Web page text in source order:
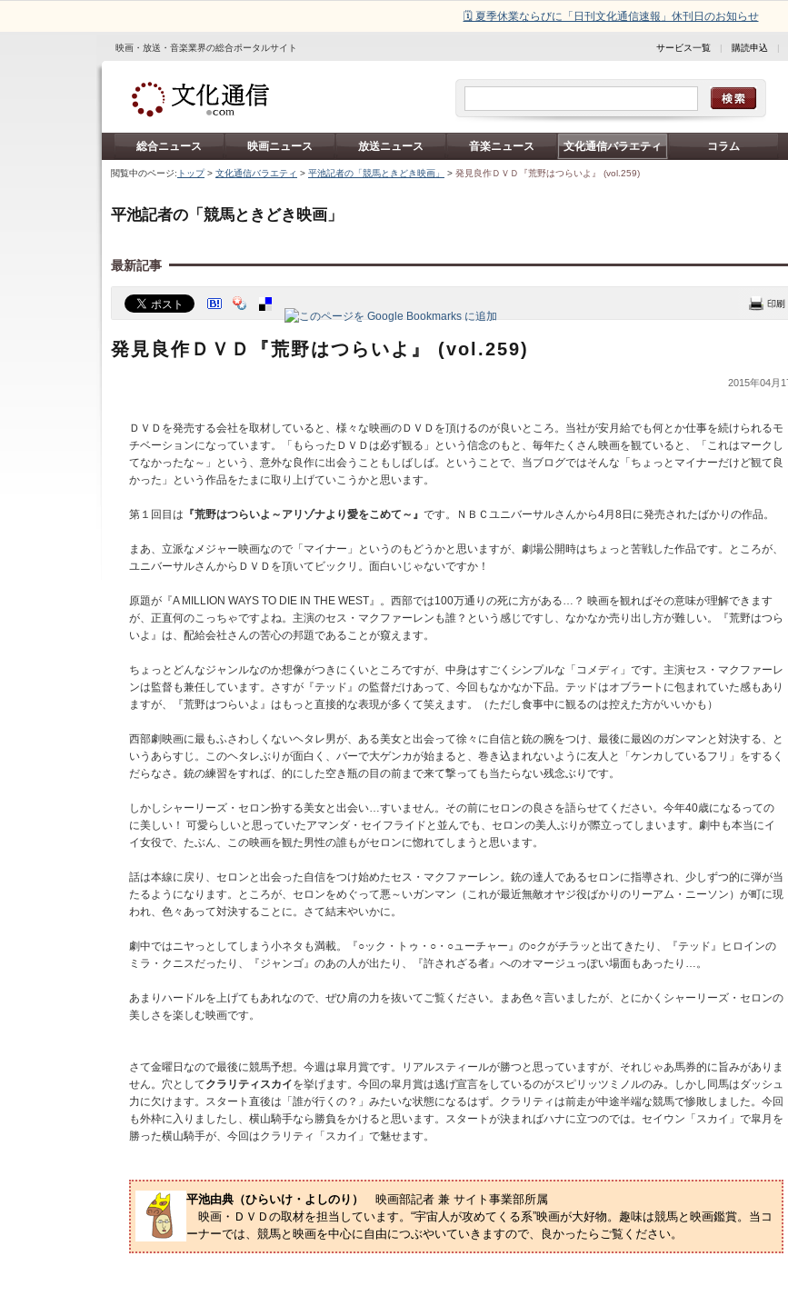
🗓️ 夏季休業ならびに「日刊文化通信速報」休刊日のお知らせ
映画・放送・音楽業界の総合ポータルサイト サービス一覧 | 購読申込 |
総合ニュース 映画ニュース 放送ニュース 音楽ニュース 文化通信バラエティ コラム
閲覧中のページ: トップ> 文化通信バラエティ > 平池記者の「競馬ときどき映画」 > 発見良作ＤＶＤ『荒野はつらいよ』 (vol.259)
平池記者の「競馬ときどき映画」
最新記事
発見良作ＤＶＤ『荒野はつらいよ』 (vol.259)
2015年04月
ＤＶＤを発売する会社を取材していると、様々な映画のＤＶＤを頂けるのが良いところ。当社が安月給でも何とか仕事を続けられるモ
チベーションになっています。「もらったＤＶＤは必ず観る」という信念のもと、毎年たくさん映画を観ていると、「これはマークし
てなかったな～」という、意外な良作に出会うこともしばしば。ということで、当ブログではそんな「ちょっとマイナーだけど観て良
かった」という作品をたまに取り上げていこうかと思います。
第１回目は 『荒野はつらいよ～アリゾナより愛をこめて～』 です。ＮＢＣユニバーサルさんから4月8日に発売されたばかりの作品。
まあ、立派なメジャー映画なので「マイナー」というのもどうかと思いますが、劇場公開時はちょっと苦戦した作品です。ところが、
ユニバーサルさんからＤＶＤを頂いてビックリ。面白いじゃないですか！
原題が『A MILLION WAYS TO DIE IN THE WEST』。西部では100万通りの死に方がある…？ 映画を観ればその意味が理解できます
が、正直何のこっちゃですよね。主演のセス・マクファーレンも誰？という感じですし、なかなか売り出し方が難しい。『荒野はつら
いよ』は、配給会社さんの苦心の邦題であることが窺えます。
ちょっとどんなジャンルなのか想像がつきにくいところですが、中身はすごくシンプルな「コメディ」です。主演セス・マクファーレ
ンは監督も兼任しています。さすが『テッド』の監督だけあって、今回もなかなか下品。テッドはオブラートに包まれていた感もあり
ますが、『荒野はつらいよ』はもっと直接的な表現が多くて笑えます。（ただし食事中に観るのは控えた方がいいかも）
西部劇映画に最もふさわしくないヘタレ男が、ある美女と出会って徐々に自信と銃の腕をつけ、最後に最凶のガンマンと対決する、と
いうあらすじ。このヘタレぶりが面白く、バーで大ゲンカが始まると、巻き込まれないように友人と「ケンカしているフリ」をするく
だらなさ。銃の練習をすれば、的にした空き瓶の目の前まで来て撃っても当たらない残念ぶりです。
しかしシャーリーズ・セロン扮する美女と出会い…すいません。その前にセロンの良さを語らせてください。今年40歳になるっての
に美しい！ 可愛らしいと思っていたアマンダ・セイフライドと並んでも、セロンの美人ぶりが際立ってしまいます。劇中も本当にイ
イ女役で、たぶん、この映画を観た男性の誰もがセロンに惚れてしまうと思います。
話は本線に戻り、セロンと出会った自信をつけ始めたセス・マクファーレン。銃の達人であるセロンに指導され、少しずつ的に弾が当
たるようになります。ところが、セロンをめぐって悪～いガンマン（これが最近無敵オヤジ役ばかりのリーアム・ニーソン）が町に現
われ、色々あって対決することに。さて結末やいかに。
劇中ではニヤっとしてしまう小ネタも満載。『○ック・トゥ・○・○ューチャー』の○クがチラッと出てきたり、『テッド』ヒロインの
ミラ・クニスだったり、『ジャンゴ』のあの人が出たり、『許されざる者』へのオマージュっぽい場面もあったり…。
あまりハードルを上げてもあれなので、ぜひ肩の力を抜いてご覧ください。まあ色々言いましたが、とにかくシャーリーズ・セロンの
美しさを楽しむ映画です。
さて金曜日なので最後に競馬予想。今週は皐月賞です。リアルスティールが勝つと思っていますが、それじゃあ馬券的に旨みがありま
せん。穴としてクラリティスカイを挙げます。今回の皐月賞は逃げ宣言をしているのがスピリッツミノルのみ。しかし同馬はダッシュ
力に欠けます。スタート直後は「誰が行くの？」みたいな状態になるはず。クラリティは前走が中途半端な競馬で惨敗しました。今回
も外枠に入りましたし、横山騎手なら勝負をかけると思います。スタートが決まればハナに立つのでは。セイウン「スカイ」で皐月を
勝った横山騎手が、今回はクラリティ「スカイ」で魅せます。
平池由典（ひらいけ・よしのり） 映画部記者 兼 サイト事業部所属
映画・ＤＶＤの取材を担当しています。“宇宙人が攻めてくる系”映画が大好物。趣味は競馬と映画鑑賞。当コ
ーナーでは、競馬と映画を中心に自由につぶやいていきますので、良かったらご覧ください。